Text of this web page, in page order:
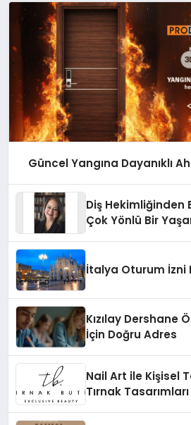
Güncel Yangına Dayanıklı
Diş Hekimliğinden
Çok Yönlü Bir
İtalya Oturum İzni
Kızılay Dershane
İçin Doğru Adres
Nail Art ile Kişisel
Tırnak Tasarımları